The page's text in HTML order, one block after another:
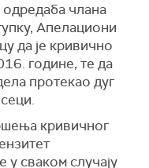
члана
Апелациони
да је кривично
године, те да
протекао дуг
кривичног
у сваком случају